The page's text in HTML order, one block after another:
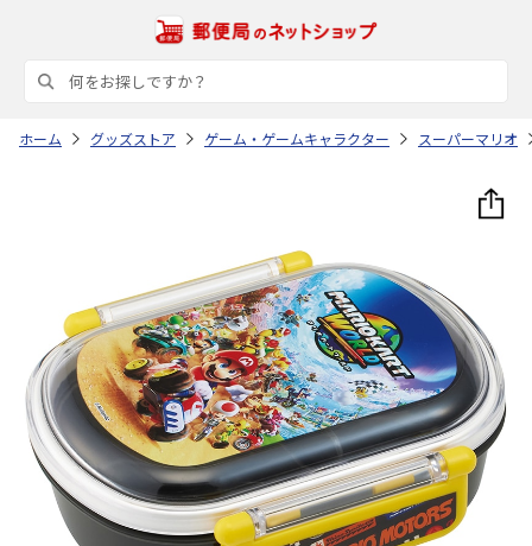
ホーム グッズストア ゲーム・ゲームキャラクター スーパーマリオ